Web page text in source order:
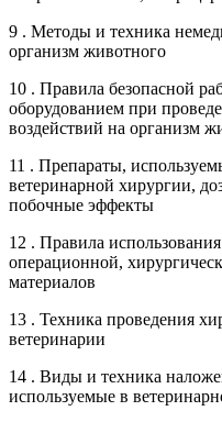
9 . Методы и техника
организм животного
10 . Правила безопасной
оборудованием при
воздействий на организм
11 . Препараты,
ветеринарной хирургии,
побочные эффекты
12 . Правила
операционной,
материалов
13 . Техника проведения
ветеринарии
14 . Виды и техника
используемые в